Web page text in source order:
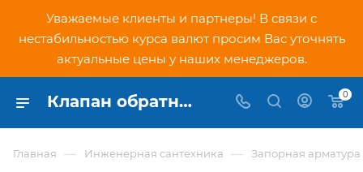
Уважаемые клиенты и партнеры! В связи с
нестабильностью курса валют просим Вас уточнять
актуальные цены у наших менеджеров.
Клапан обратный межфланцевый двухстворчатый чугун Ду-200 Китай - купить по низкой цене в Москве, интернет-магазин PNDtech.ru 0
Главная — Инженерная сантехника — Запорная арматура